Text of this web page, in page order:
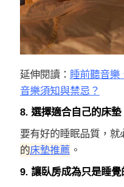
延伸閱讀： 睡前聽音樂
音樂須知與禁忌？
8. 選擇適合自己的床墊
要有好的睡眠品質，就
的床墊推薦 。
9. 讓臥房成為只是睡覺